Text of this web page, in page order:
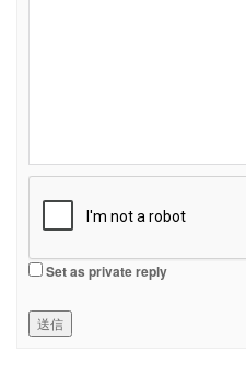
Set as private reply
送信